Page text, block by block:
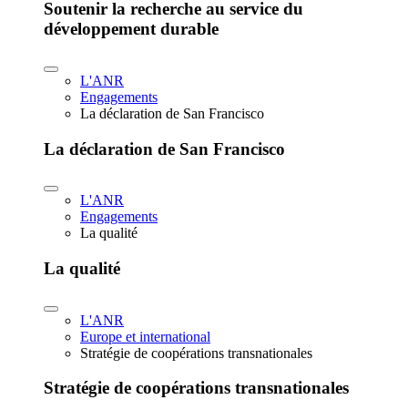
Soutenir la recherche au service du
développement durable
L'ANR
Engagements
La déclaration de San Francisco
La déclaration de San Francisco
L'ANR
Engagements
La qualité
La qualité
L'ANR
Europe et international
Stratégie de coopérations transnationales
Stratégie de coopérations transnationales